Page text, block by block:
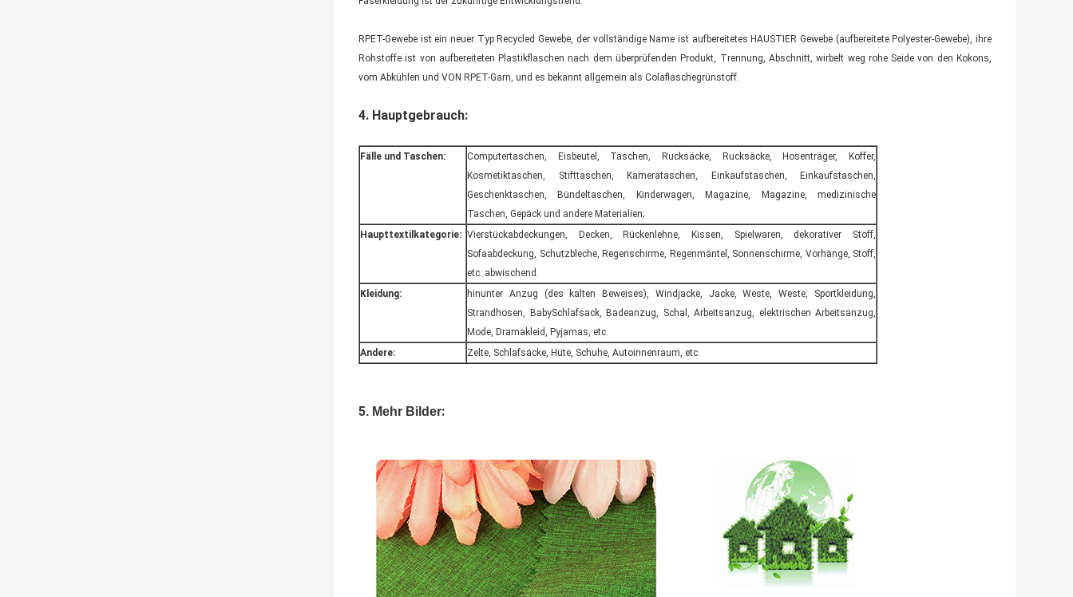
RPET-Gewebe ist ein neuer Typ Recycled Gewebe, der vollständige Name ist aufbereitetes HAUSTIER Gewebe (aufbereitete Polyester-Gewebe), ihre
Rohstoffe ist von aufbereiteten Plastikflaschen nach dem überprüfenden Produkt, Trennung, Abschnitt, wirbelt weg rohe Seide von den Kokons,
vom Abkühlen und VON RPET-Garn, und es bekannt allgemein als Colaflaschegrünstoff.
4. Hauptgebrauch:
Fälle und Taschen:
Computertaschen, Eisbeutel, Taschen, Rucksäcke, Rucksäcke, Hosenträger, Koffer,
Kosmetiktaschen, Stifttaschen, Kamerataschen, Einkaufstaschen, Einkaufstaschen,
Geschenktaschen, Bündeltaschen, Kinderwagen, Magazine, Magazine, medizinische
Taschen, Gepäck und andere Materialien;
Haupttextilkategorie: Vierstückabdeckungen, Decken, Rückenlehne, Kissen, Spielwaren, dekorativer Stoff,
Sofaabdeckung, Schutzbleche, Regenschirme, Regenmäntel, Sonnenschirme, Vorhänge, Stoff,
etc. abwischend.
Kleidung:
hinunter Anzug (des kalten Beweises), Windjacke, Jacke, Weste, Weste, Sportkleidung,
Strandhosen, BabySchlafsack, Badeanzug, Schal, Arbeitsanzug, elektrischen Arbeitsanzug,
Mode, Dramakleid, Pyjamas, etc.
Andere:
Zelte, Schlafsäcke, Hüte, Schuhe, Autoinnenraum, etc.
5. Mehr Bilder: